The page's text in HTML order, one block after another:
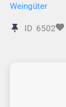
Weingüter
ID 6502